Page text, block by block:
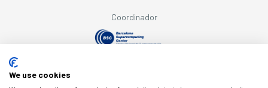
Coordinador
We use cookies